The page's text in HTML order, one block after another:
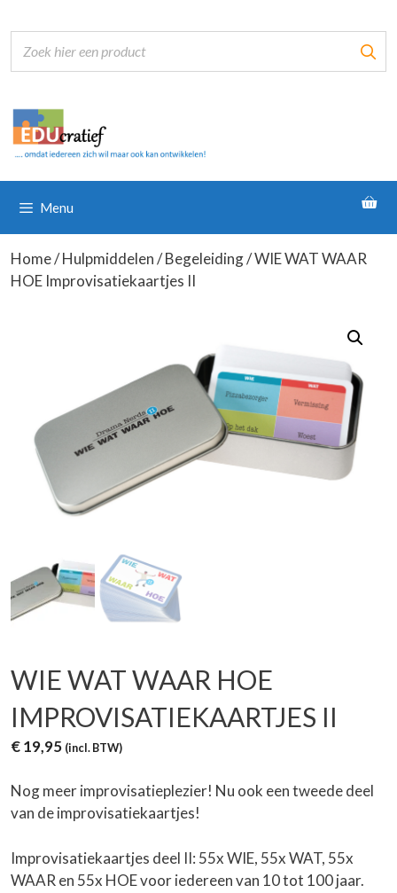
naar
inhoud
Menu
Home/Hulpmiddelen/Begeleiding/ WIE WAT WAAR
HOE Improvisatiekaartjes II
WIE WAT WAAR HOE
IMPROVISATIEKAARTJES II
€19,95 (incl. BTW)
Nog meer improvisatieplezier! Nu ook een tweede deel
van de improvisatiekaartjes!
Improvisatiekaartjes deel II: 55x WIE, 55x WAT, 55x
WAAR en 55x HOE voor iedereen van 10 tot 100 jaar.